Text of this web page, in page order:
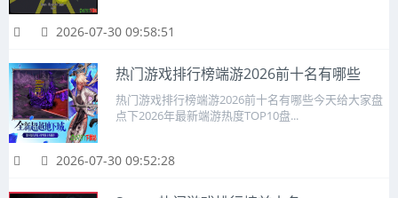
2026-07-30 09:58:51
热门游戏排行榜端游2026前十名有哪些
热门游戏排行榜端游2026前十名有哪些今天给大家盘
点下2026年最新端游热度TOP10盘...
2026-07-30 09:52:28